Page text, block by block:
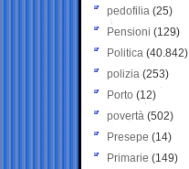
pedofilia (25)
Pensioni (129)
Politica (40.842)
polizia (253)
Porto (12)
povertà (502)
Presepe (14)
Primarie (149)